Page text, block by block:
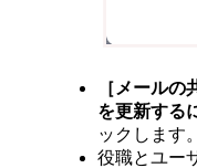
［メールの
を更新する
ックします。
役職とユー